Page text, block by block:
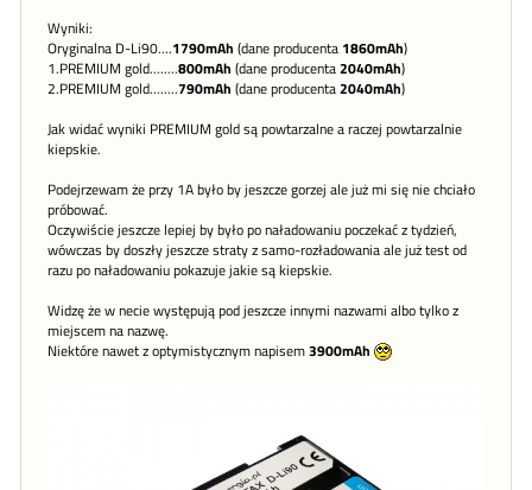
Wyniki:
Oryginalna D-Li90....1790mAh (dane producenta 1860mAh)
1.PREMIUM gold........800mAh (dane producenta2040mAh)
2.PREMIUM gold........790mAh (dane producenta2040mAh)
Jak widać wyniki PREMIUM gold są powtarzalne a raczej powtarzalnie
kiepskie.
Podejrzewam że przy 1A było by jeszcze gorzej ale już mi się nie chciało
próbować.
Oczywiście jeszcze lepiej by było po naładowaniu poczekać z tydzień,
wówczas by doszły jeszcze straty z samo-rozładowania ale już test od
razu po naładowaniu pokazuje jakie są kiepskie.
Widzę że w necie występują pod jeszcze innymi nazwami albo tylko z
miejscem na nazwę.
Niektóre nawet z optymistycznym napisem3900mAh